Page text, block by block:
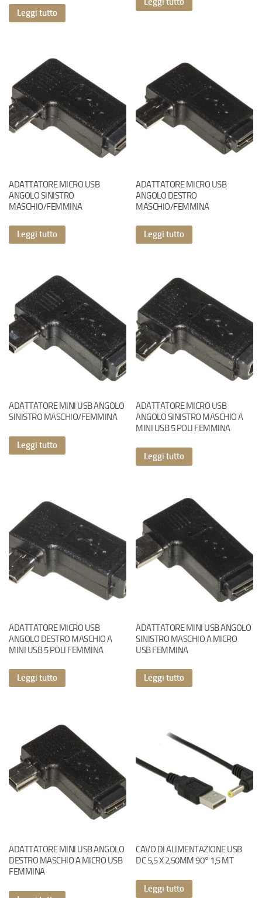
Leggi tutto
ADATTATORE MICRO USB
ANGOLO SINISTRO
MASCHIO/FEMMINA
Leggi tutto
ADATTATORE MICRO USB
ANGOLO DESTRO
MASCHIO/FEMMINA
Leggi tutto
ADATTATORE MINI USB ANGOLO
SINISTRO MASCHIO/FEMMINA
Leggi tutto
ADATTATORE MICRO USB
ANGOLO SINISTRO MASCHIO A
MINI USB 5 POLI FEMMINA
Leggi tutto
ADATTATORE MICRO USB
ANGOLO DESTRO MASCHIO A
MINI USB 5 POLI FEMMINA
Leggi tutto
ADATTATORE MINI USB ANGOLO
SINISTRO MASCHIO A MICRO
USB FEMMINA
Leggi tutto
ADATTATORE MINI USB ANGOLO
DESTRO MASCHIO A MICRO USB
FEMMINA
CAVO DI ALIMENTAZIONE USB
DC 5,5 X 2,50MM 90° 1,5 MT
Leggi tutto